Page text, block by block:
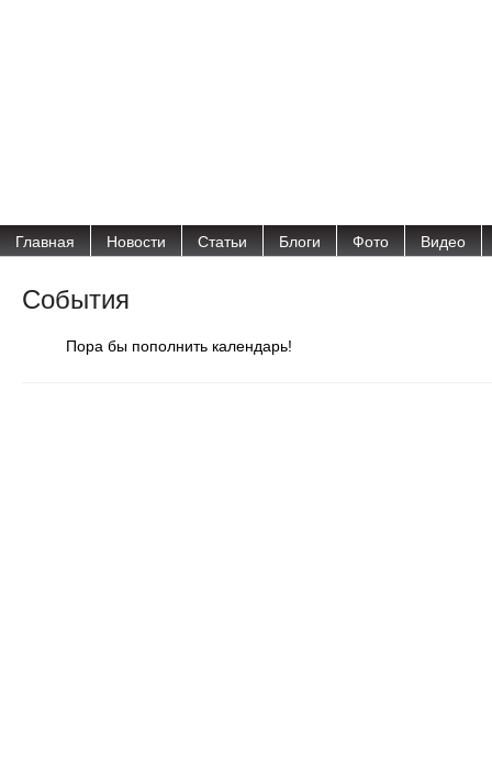
Главная Новости Статьи Блоги Фото Видео
События
Пора бы пополнить календарь!